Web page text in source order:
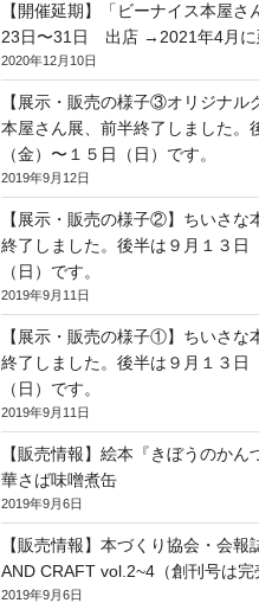
【開催延期】「ビーナイス本屋さ
23日〜31日 出店 →2021年4月に
2020年12月10日
【展示・販売の様子③オリジナル
本屋さん展、前半終了しました。
（金）〜１５日（日）です。
2019年9月12日
【展示・販売の様子②】ちいさな
終了しました。後半は９月１３日
（日）です。
2019年9月11日
【展示・販売の様子①】ちいさな
終了しました。後半は９月１３日
（日）です。
2019年9月11日
【販売情報】絵本『きぼうのかん
華さば味噌煮缶
2019年9月6日
【販売情報】本づくり協会・会
AND CRAFT vol.2~4（創刊号は完
2019年9月6日